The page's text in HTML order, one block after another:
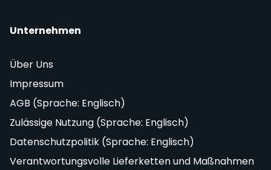
Unternehmen
Über Uns
Impressum
AGB (Sprache: Englisch)
Zulässige Nutzung (Sprache: Englisch)
Datenschutzpolitik (Sprache: Englisch)
Verantwortungsvolle Lieferketten und Maßnahmen